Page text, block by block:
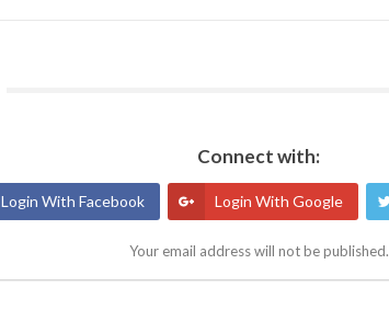
Connect with:
Login With Facebook Login With Google
Your email address will not be published.